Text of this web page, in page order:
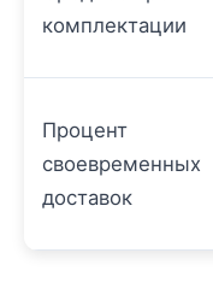
комплектации
Процент
своевременных
доставок